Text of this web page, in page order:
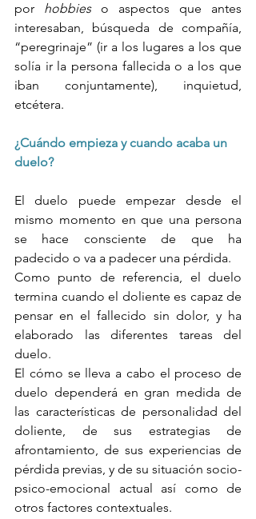
por hobbies o aspectos que antes
interesaban, búsqueda de compañía,
“peregrinaje” (ir a los lugares a los que
solía ir la persona fallecida o a los que
iban conjuntamente), inquietud,
etcétera.
¿Cuándo empieza y cuando acaba un
duelo?
El duelo puede empezar desde el
mismo momento en que una persona
se hace consciente de que ha
padecido o va a padecer una pérdida.
Como punto de referencia, el duelo
termina cuando el doliente es capaz de
pensar en el fallecido sin dolor, y ha
elaborado las diferentes tareas del
duelo.
El cómo se lleva a cabo el proceso de
duelo dependerá en gran medida de
las características de personalidad del
doliente, de sus estrategias de
afrontamiento, de sus experiencias de
pérdida previas, y de su situación socio-
psico-emocional actual así como de
otros factores contextuales.